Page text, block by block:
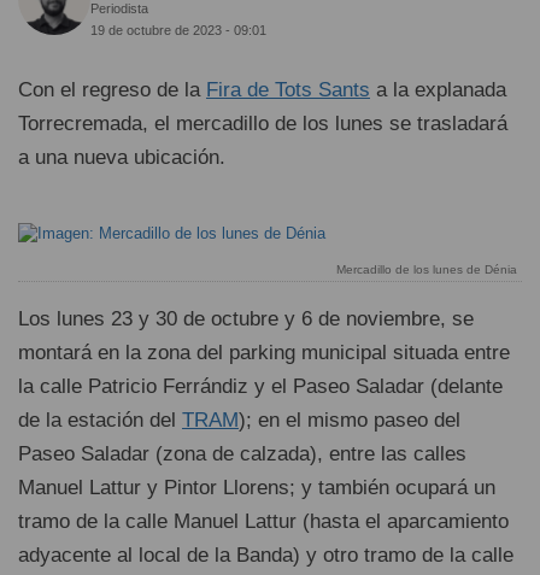
Periodista
19 de octubre de 2023 - 09:01
Con el regreso de la Fira de Tots Sants a la explanada
Torrecremada, el mercadillo de los lunes se trasladará
a una nueva ubicación.
Mercadillo de los lunes de Dénia
Los lunes 23 y 30 de octubre y 6 de noviembre, se
montará en la zona del parking municipal situada entre
la calle Patricio Ferrándiz y el Paseo Saladar (delante
de la estación del TRAM); en el mismo paseo del
Paseo Saladar (zona de calzada), entre las calles
Manuel Lattur y Pintor Llorens; y también ocupará un
tramo de la calle Manuel Lattur (hasta el aparcamiento
adyacente al local de la Banda) y otro tramo de la calle